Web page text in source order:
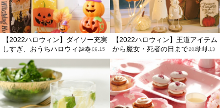
【2022ハロウィン】ダイソー充実
しすぎ、おうちハロウィンを...
2022.09.15
【2022ハロウィン】王道アイテム
から魔女・死者の日まで…サリ...
2022.09.13